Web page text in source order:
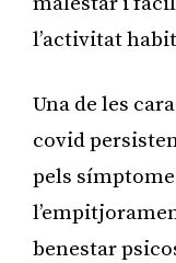
l’activitat
Una de les
covid
pels
benestar